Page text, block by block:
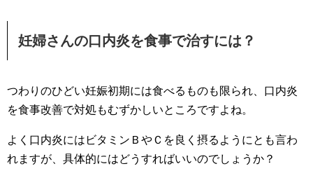
妊婦さんの口内炎を食事で治すには？
つわりのひどい妊娠初期には食べるものも限られ、口内炎
を食事改善で対処もむずかしいところですよね。
よく口内炎にはビタミンＢやＣを良く摂るようにとも言わ
れますが、具体的にはどうすればいいのでしょうか？